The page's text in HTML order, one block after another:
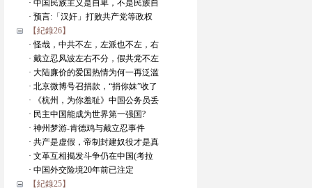
· 中国民族主义是自卑，不是民族自
· 预言:「汉奸」打败共产党等政权
【紀錄26】
· 怪哉，中共不左，左派也不左，右
· 戴立忍风波左右不分，假共党不左
· 大陆廉价的爱国热情为何一再泛滥
· 北京微博号召捐款，“捐你妹”收了
· 《杭州，为你羞耻》中国公务员丢
· 民主中国能成为世界第一强国?
· 神州梦游-肯德鸡与戴立忍事件
· 共产是虚假，帝制封建奴役才是真
· 文革互相揭发斗争仍在中国(考拉
· 中国外交险境20年前已注定
【紀錄25】